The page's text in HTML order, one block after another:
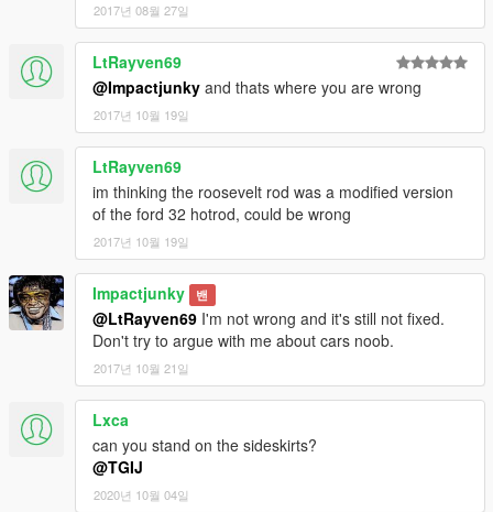
2017년 08월 27일
LtRayven69
@Impactjunky and thats where you are wrong
2017년 10월 19일
LtRayven69
im thinking the roosevelt rod was a modified version
of the ford 32 hotrod, could be wrong
2017년 10월 19일
Impactjunky 밴
@LtRayven69 I'm not wrong and it's still not fixed.
Don't try to argue with me about cars noob.
2017년 10월 21일
Lxca
can you stand on the sideskirts?
@TGIJ
2020년 10월 04일